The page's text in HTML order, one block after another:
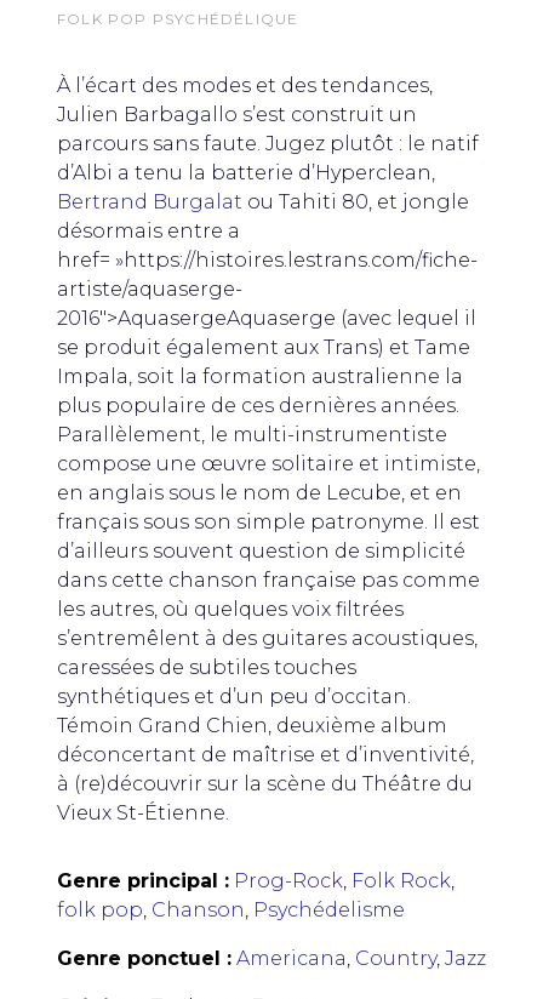
FOLK POP PSYCHÉDÉLIQUE
À l’écart des modes et des tendances,
Julien Barbagallo s’est construit un
parcours sans faute. Jugez plutôt : le natif
d’Albi a tenu la batterie d’Hyperclean,
Bertrand Burgalat ou Tahiti 80, et jongle
désormais entre a
href= »https://histoires.lestrans.com/fiche-
artiste/aquaserge-
2016″>AquasergeAquaserge (avec lequel il
se produit également aux Trans) et Tame
Impala, soit la formation australienne la
plus populaire de ces dernières années.
Parallèlement, le multi-instrumentiste
compose une œuvre solitaire et intimiste,
en anglais sous le nom de Lecube, et en
français sous son simple patronyme. Il est
d’ailleurs souvent question de simplicité
dans cette chanson française pas comme
les autres, où quelques voix filtrées
s’entremêlent à des guitares acoustiques,
caressées de subtiles touches
synthétiques et d’un peu d’occitan.
Témoin Grand Chien, deuxième album
déconcertant de maîtrise et d’inventivité,
à (re)découvrir sur la scène du Théâtre du
Vieux St-Étienne.
Genre principal : Prog-Rock, Folk Rock,
folk pop, Chanson, Psychédelisme
Genre ponctuel : Americana, Country, Jazz